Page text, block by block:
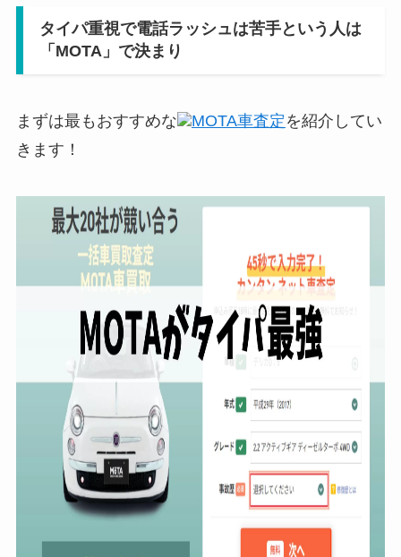
タイパ重視で電話ラッシュは苦手という人は
「MOTA」で決まり
まずは最もおすすめな MOTA車査定 を紹介してい
きます！